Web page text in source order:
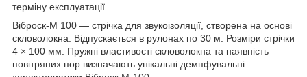
терміну експлуатації.
Віброск-М 100 — стрічка для звукоізоляції, створена на основі
скловолокна. Відпускається в рулонах по 30 м. Розміри стрічки
4 × 100 мм. Пружні властивості скловолокна та наявність
повітряних пор визначають унікальні демпфувальні